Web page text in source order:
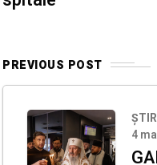
PREVIOUS POST
4